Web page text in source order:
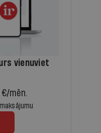
vienuviet
€/mēn.